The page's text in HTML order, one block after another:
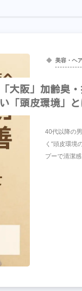
美容・ヘ
「大阪」加齢臭
い「頭皮環境」と
40代以降の
く“頭皮環境
プーで清潔